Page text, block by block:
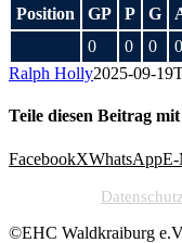
Position GP P G
0
0 0 0
Ralph Holly2025-09-
Teile diesen Beitrag
FacebookXWhatsAppE-
Datenschutz
©EHC Waldkraiburg